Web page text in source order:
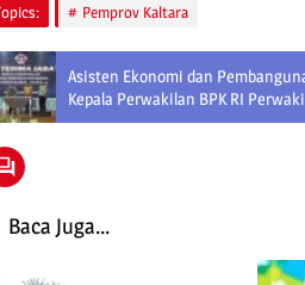
Pemprov Kaltara
Asisten Ekonomi dan
Kepala Perwakilan BPK RI
Baca Juga...